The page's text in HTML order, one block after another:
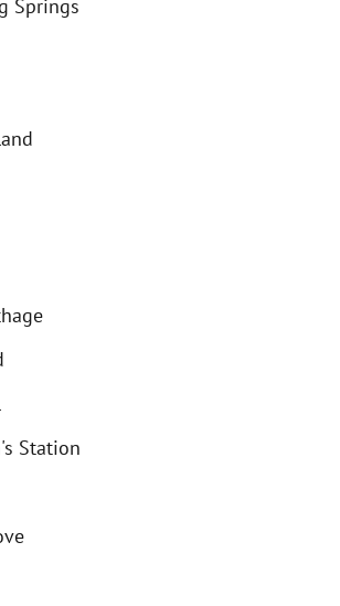
Springs
Station